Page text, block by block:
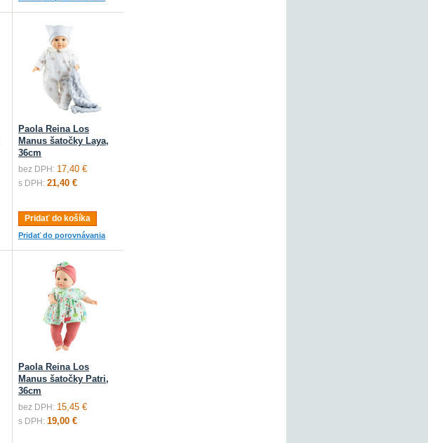
Paola Reina Los
Manus šatočky Laya,
36cm
bez DPH: 17,40 €
s DPH: 21,40 €
Pridať do košíka
Pridať do porovnávania
Paola Reina Los
Manus šatočky Patri,
36cm
bez DPH: 15,45 €
s DPH: 19,00 €